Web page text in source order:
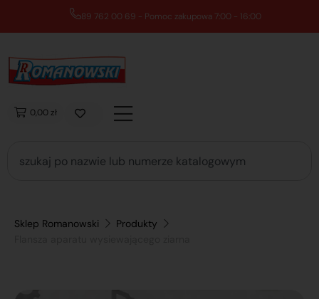
89 762 00 69 - Pomoc zakupowa 7:00 - 16:00
0,00 zł
Sklep Romanowski
Produkty